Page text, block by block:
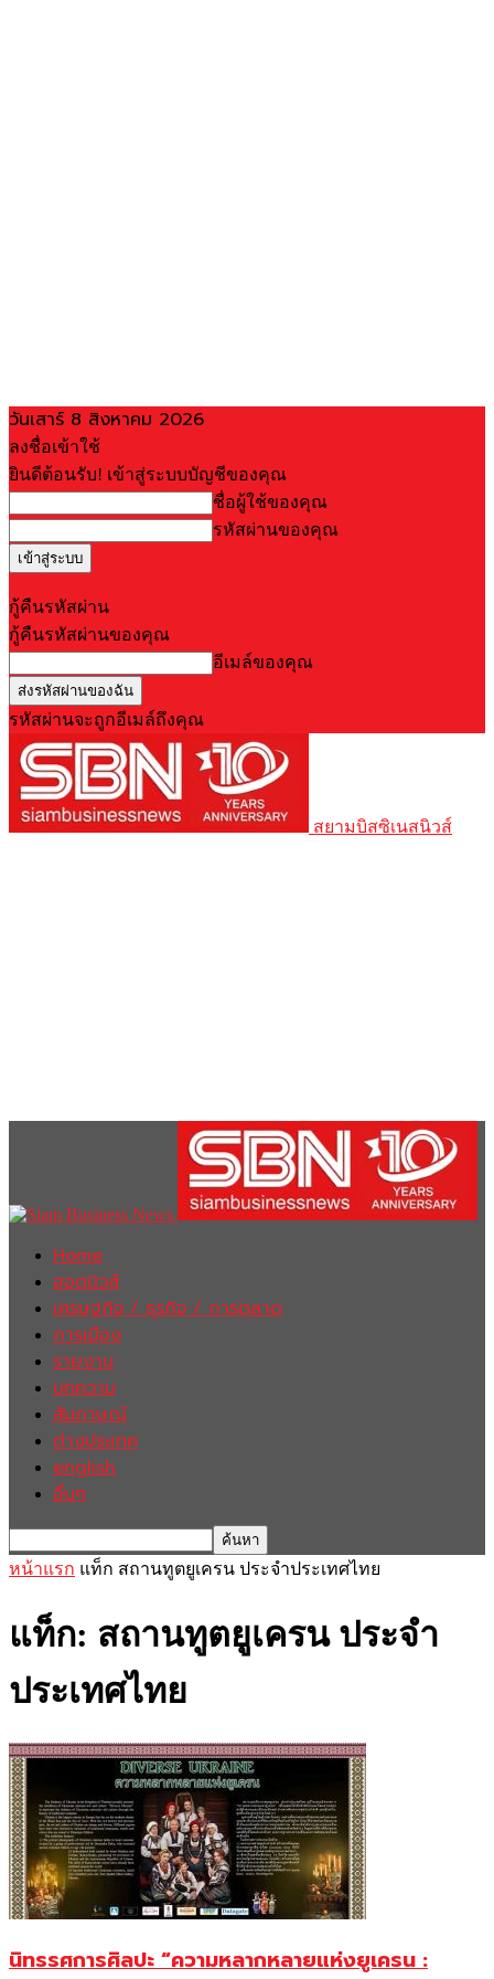
วันเสาร์ 8 สิงหาคม 2026
ลงชื่อเข้าใช้
ยินดีต้อนรับ! เข้าสู่ระบบบัญชีของคุณ
ชื่อผู้ใช้ของคุณ
รหัสผ่านของคุณ
กู้คืนรหัสผ่าน
กู้คืนรหัสผ่านของคุณ
อีเมล์ของคุณ
รหัสผ่านจะถูกอีเมล์ถึงคุณ
สยามบิสซิเนสนิวส์
Home
ฮอตนิวส์
เศรษฐกิจ / ธุรกิจ / การตลาด
การเมือง
รายงาน
บทความ
สัมภาษณ์
ต่างประเทศ
english
อื่นๆ
หน้าแรก แท็ก สถานทูตยูเครน ประจำประเทศไทย
แท็ก: สถานทูตยูเครน ประจำ
ประเทศไทย
นิทรรศการศิลปะ “ความหลากหลายแห่งยูเครน :